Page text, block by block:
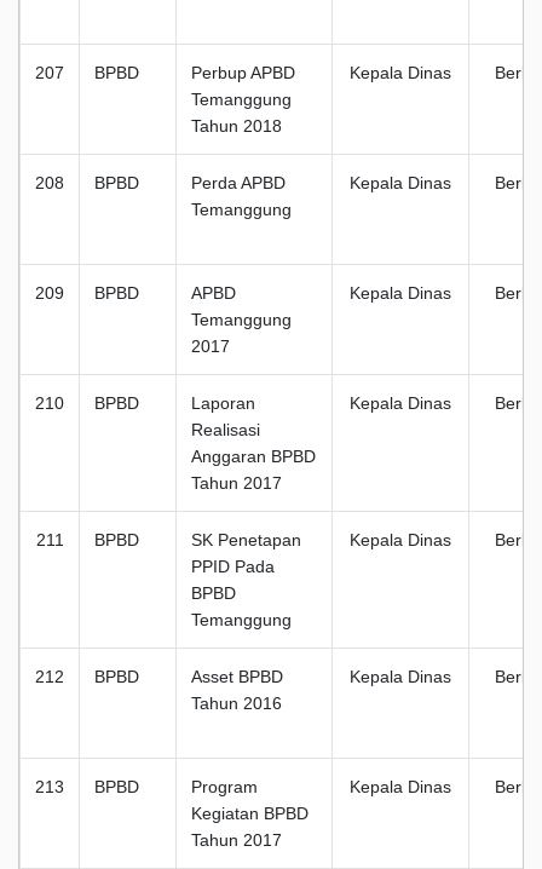
207 BPBD
Perbup APBD
Temanggung
Tahun 2018
Kepala Dinas
208 BPBD
Perda APBD
Temanggung
Kepala Dinas
209 BPBD
APBD
Temanggung
2017
Kepala Dinas
210 BPBD
Laporan
Realisasi
Anggaran BPBD
Tahun 2017
Kepala Dinas
211 BPBD
SK Penetapan
PPID Pada
BPBD
Temanggung
Kepala Dinas
212 BPBD
Asset BPBD
Tahun 2016
Kepala Dinas
213 BPBD
Program
Kegiatan BPBD
Tahun 2017
Kepala Dinas